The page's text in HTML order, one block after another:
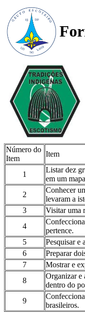
Número do
Item
Item
1
Listar dez
em um
2
Conhecer
levaram a
3
Visitar uma
4
pertence.
5
Pesquisar e
6
Preparar
7
Mostrar e
8
Organizar e
dentro do
9
brasileiros.